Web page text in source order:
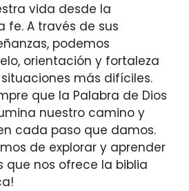
vida desde la
fe. A través de sus
podemos
orientación y fortaleza
más difíciles.
que la Palabra de Dios
nuestro camino y
cada paso que damos.
de explorar y aprender
que nos ofrece la biblia